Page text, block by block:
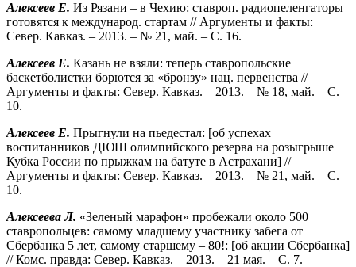
Алексеев Е. Из Рязани – в Чехию: ставроп. радиопеленгаторы
готовятся к международ. стартам // Аргументы и факты:
Север. Кавказ. – 2013. – № 21, май. – С. 16.
Алексеев Е. Казань не взяли: теперь ставропольские
баскетболистки борются за «бронзу» нац. первенства //
Аргументы и факты: Север. Кавказ. – 2013. – № 18, май. – С.
10.
Алексеев Е. Прыгнули на пьедестал: [об успехах
воспитанников ДЮШ олимпийского резерва на розыгрыше
Кубка России по прыжкам на батуте в Астрахани] //
Аргументы и факты: Север. Кавказ. – 2013. – № 21, май. – С.
10.
Алексеева Л. «Зеленый марафон» пробежали около 500
ставропольцев: самому младшему участнику забега от
Сбербанка 5 лет, самому старшему – 80!: [об акции Сбербанка]
// Комс. правда: Север. Кавказ. – 2013. – 21 мая. – С. 7.